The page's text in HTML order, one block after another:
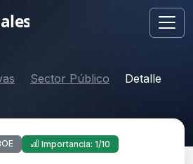
Sector Público Detalle
Importancia: 1/10